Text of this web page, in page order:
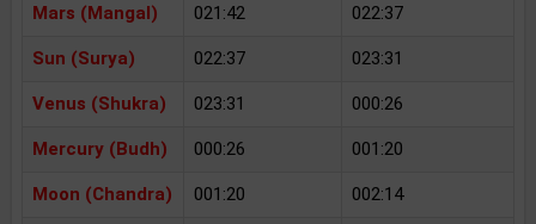
Mars (Mangal) 021:42 022:37
Sun (Surya) 022:37 023:31
Venus (Shukra) 023:31 000:26
Mercury (Budh) 000:26 001:20
Moon (Chandra) 001:20 002:14